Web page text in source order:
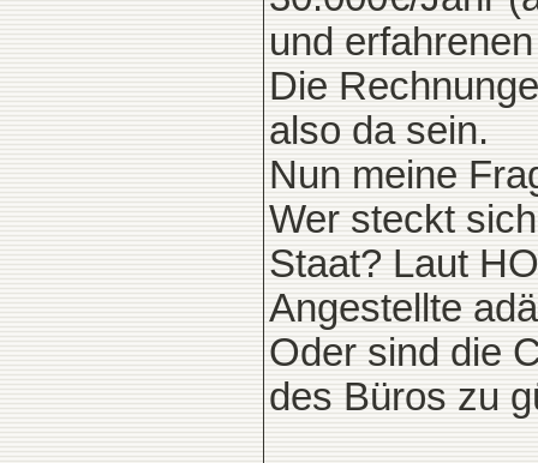
und
Die
also da sein.
Nun meine
Wer steckt
Staat? Laut
Angestellte
Oder sind die
des Büros zu